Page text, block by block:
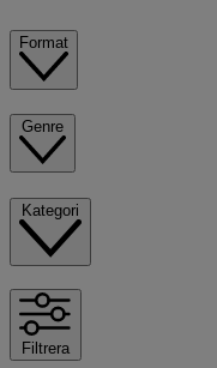
Format
Filtrera